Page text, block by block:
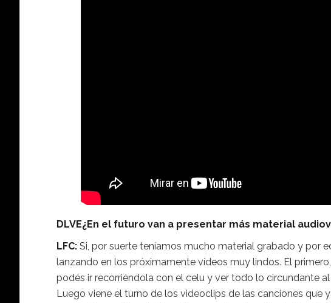
DLVE¿En el futuro van a presentar más material
LFC: Si, por suerte teníamos mucho material grabado y por
lanzando en los próximamente vídeos muy lindos. El
podés ir recorriéndola con el celu y ver todo lo circundante
Luego viene el turno de los videoclips de las canciones que